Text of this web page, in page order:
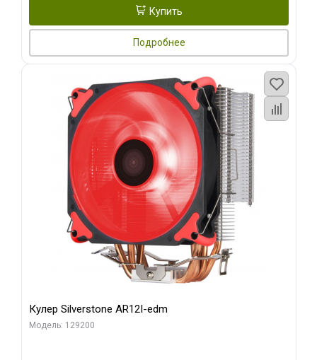
Купить
Подробнее
Кулер Silverstone AR12I-edm
Модель: 129200